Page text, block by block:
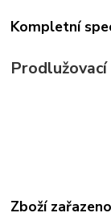
Kompletní
Zboží